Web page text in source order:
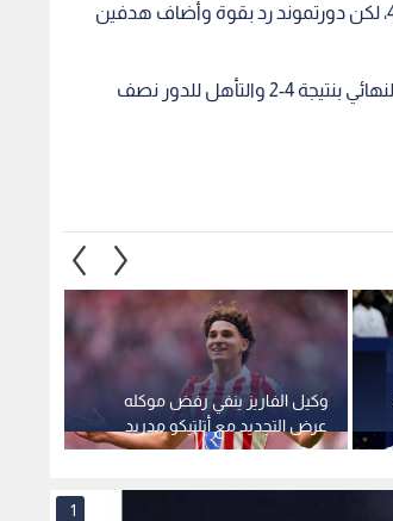
وفي الشوط الثاني، نجح أتلتيكو في تقليص الفارق بسرعة في الدقيقة 49، لكن دورتموند رد بقوة وأضاف هدفين
رغم محاولات أتلتيكو للعودة في اللقاء، إلا أن دورتموند تمكن من الفوز النهائي بنتيجة 4-2 والتأهل للدور نصف
وكيل الفاريز ينفي رفض موكله
عرض التجديد مع أتلتيكو مدريد
1